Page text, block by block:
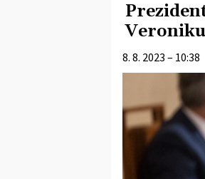
8. 8. 2023 – 10:38